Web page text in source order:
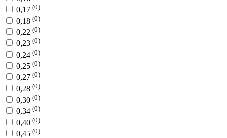
0,17 (0)
0,18 (0)
0,22 (0)
0,23 (0)
0,24 (0)
0,25 (0)
0,27 (0)
0,28 (0)
0,30 (0)
0,34 (0)
0,40 (0)
0,45 (0)